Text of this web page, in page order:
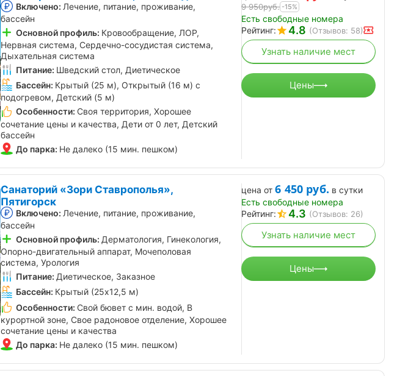
Включено: Лечение, питание, проживание,
бассейн
Основной профиль: Кровообращение, ЛОР,
Нервная система, Сердечно-сосудистая система,
Дыхательная система
Питание: Шведский стол, Диетическое
Бассейн: Крытый (25 м), Открытый (16 м) с
подогревом, Детский (5 м)
Особенности: Своя территория, Хорошее
сочетание цены и качества, Дети от 0 лет, Детский
бассейн
До парка: Не далеко (15 мин. пешком)
9 950руб. -15%
Есть свободные номера
Рейтинг:
4.8 (Отзывов: 58)
Узнать наличие мест
Цены
Санаторий «Зори Ставрополья»,
Пятигорск
Включено: Лечение, питание, проживание,
бассейн
Основной профиль: Дерматология, Гинекология,
Опорно-двигательный аппарат, Мочеполовая
система, Урология
Питание: Диетическое, Заказное
Бассейн: Крытый (25х12,5 м)
Особенности: Свой бювет с мин. водой, В
курортной зоне, Свое радоновое отделение, Хорошее
сочетание цены и качества
До парка: Не далеко (15 мин. пешком)
цена от 6 450 руб. в сутки
Есть свободные номера
Рейтинг:
4.3 (Отзывов: 26)
Узнать наличие мест
Цены